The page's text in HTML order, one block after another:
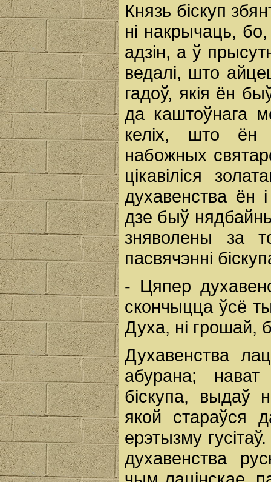
Князь біскуп
ні накрычаць,
адзін, а ў
ведалі, што
гадоў, якія ён
да каштоўнага
келіх, што ён
набожных
цікавіліся
духавенства ён
дзе быў
зняволены за
пасвячэнні
- Цяпер
скончыцца ўсё
Духа, ні грошай,
Духавенства
абурана; нават
біскупа, выдаў
якой стараўся
ерэтызму
духавенства